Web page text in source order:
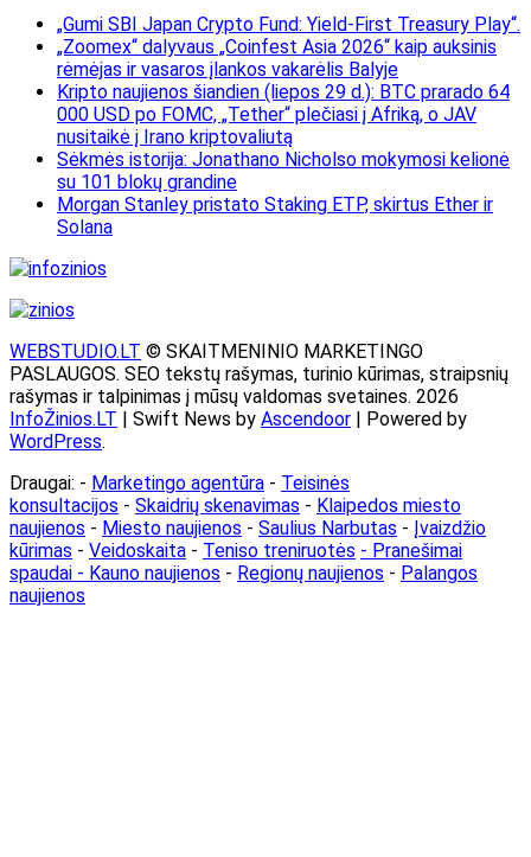
„Gumi SBI Japan Crypto Fund: Yield-First Treasury Play“.
„Zoomex“ dalyvaus „Coinfest Asia 2026“ kaip auksinis
rėmėjas ir vasaros įlankos vakarėlis Balyje
Kripto naujienos šiandien (liepos 29 d.): BTC prarado 64
000 USD po FOMC, „Tether“ plečiasi į Afriką, o JAV
nusitaikė į Irano kriptovaliutą
Sėkmės istorija: Jonathano Nicholso mokymosi kelionė
su 101 blokų grandine
Morgan Stanley pristato Staking ETP, skirtus Ether ir
Solana
WEBSTUDIO.LT © SKAITMENINIO MARKETINGO
PASLAUGOS. SEO tekstų rašymas, turinio kūrimas, straipsnių
rašymas ir talpinimas į mūsų valdomas svetaines. 2026
InfoŽinios.LT | Swift News by Ascendoor | Powered by
WordPress.
Draugai: - Marketingo agentūra - Teisinės
konsultacijos - Skaidrių skenavimas - Klaipedos miesto
naujienos - Miesto naujienos - Saulius Narbutas - Įvaizdžio
kūrimas - Veidoskaita - Teniso treniruotės - Pranešimai
spaudai - Kauno naujienos - Regionų naujienos - Palangos
naujienos